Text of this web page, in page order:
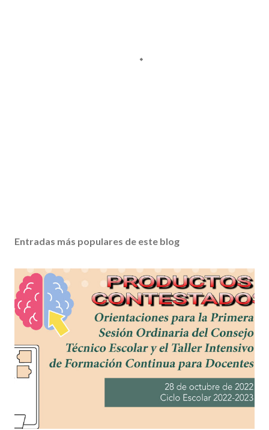
Entradas más populares de este blog